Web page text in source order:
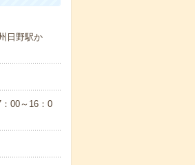
日野駅か
00～16：0